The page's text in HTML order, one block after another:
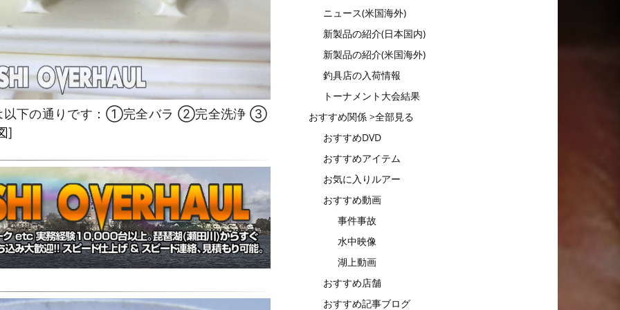
以下の通りです：①完全バラ ②完全洗浄 ③
]
ニュース(米国海外)
新製品の紹介(日本国内)
新製品の紹介(米国海外)
釣具店の入荷情報
トーナメント大会結果
おすすめ関係 >全部見る
おすすめDVD
おすすめアイテム
お気に入りルアー
おすすめ動画
事件事故
水中映像
湖上動画
おすすめ店舗
おすすめ記事ブログ